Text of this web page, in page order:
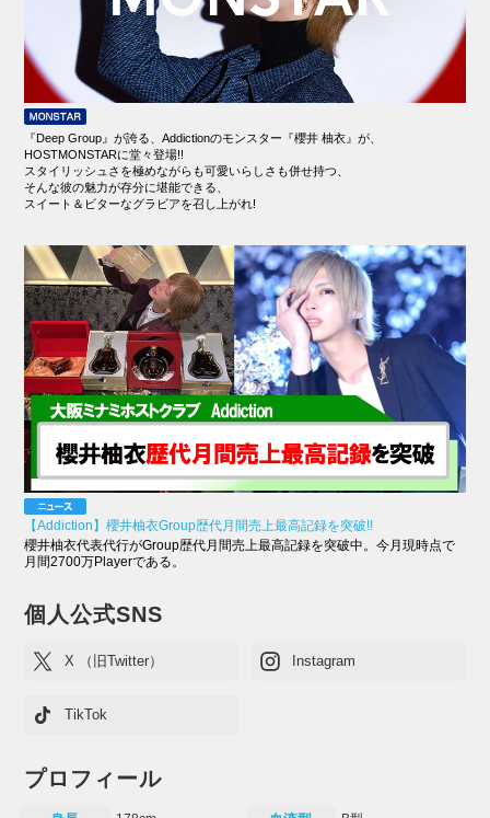
『Deep Group』が誇る、Addictionのモンスター『櫻井 柚衣』が、
HOSTMONSTARに堂々登場!!
スタイリッシュさを極めながらも可愛いらしさも併せ持つ、
そんな彼の魅力が存分に堪能できる、
スイート＆ビターなグラビアを召し上がれ!
【Addiction】櫻井柚衣Group歴代月間売上最高記録を突破!!
櫻井柚衣代表代行がGroup歴代月間売上最高記録を突破中。今月現時点で
月間2700万Playerである。
個人公式SNS
X （旧Twitter） Instagram
TikTok
プロフィール